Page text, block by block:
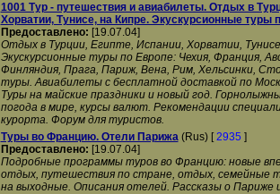
1001 Тур - путешествия и авиабилеты. Отдых в
Хорватии, Тунисе, на Кипре. Экускурсионные туры
Предоставлено: [19.07.04]
Отдых в Турции, Египте, Испании, Хорватии,
Экускурсионные туры по Европе: Чехия, Франция,
Финляндия, Прага, Париж, Вена, Рим, Хельсинки,
туры. Авиабилеты с бесплатной доставкой по
Туры на майские праздники и новый год.
погода в мире, курсы валют. Рекомендации
курорта. Форум для туристов.
Туры во Францию. Отели Парижа(Rus) [2935 ]
Предоставлено: [19.07.04]
Подробные программы туров во Францию: новые
отдых, путешествия по стране, отдых, семейные
на выходные. Описания отелей. Рассказы о Париже